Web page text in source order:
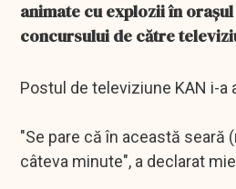
animate cu explozii în
concursului de către
Postul de televiziune KAN i-
"Se pare că în această
câteva minute", a declarat